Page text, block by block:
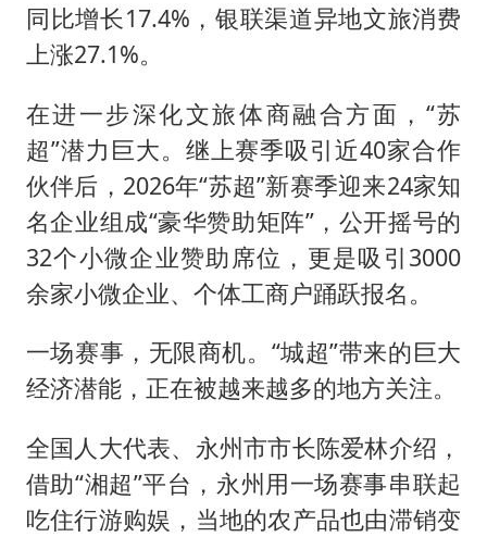
同比增长17.4%，银联渠道异地文旅消费
上涨27.1%。
在进一步深化文旅体商融合方面，“苏
超”潜力巨大。继上赛季吸引近40家合作
伙伴后，2026年“苏超”新赛季迎来24家知
名企业组成“豪华赞助矩阵”，公开摇号的
32个小微企业赞助席位，更是吸引3000
余家小微企业、个体工商户踊跃报名。
一场赛事，无限商机。“城超”带来的巨大
经济潜能，正在被越来越多的地方关注。
全国人大代表、永州市市长陈爱林介绍，
借助“湘超”平台，永州用一场赛事串联起
吃住行游购娱，当地的农产品也由滞销变